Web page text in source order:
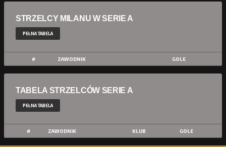
STRZELCY MILANU W SERIE A
PEŁNA TABELA
# ZAWODNIK GOLE
TABELA STRZELCÓW SERIE A
PEŁNA TABELA
# ZAWODNIK KLUB GOLE